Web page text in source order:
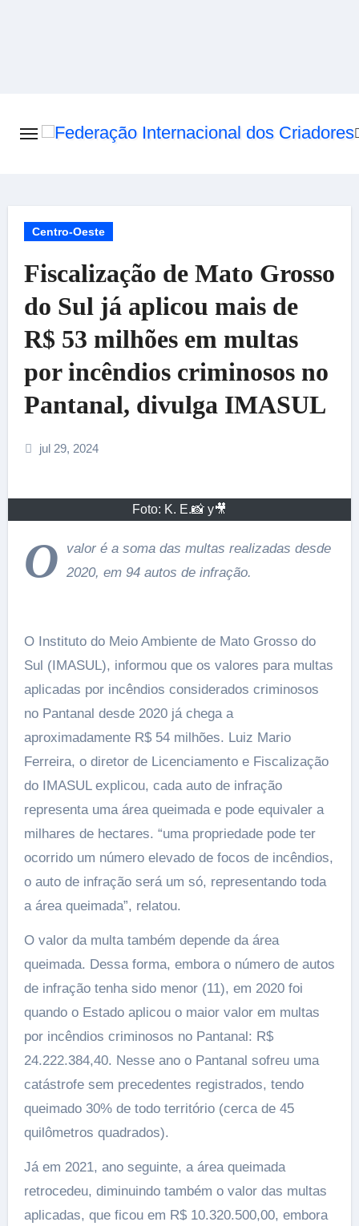
Centro-Oeste
Fiscalização de Mato Grosso
do Sul já aplicou mais de
R$ 53 milhões em multas
por incêndios criminosos no
Pantanal, divulga IMASUL
jul 29, 2024
Foto: K. E.📸 y🎥
O
valor é a soma das multas realizadas desde
2020, em 94 autos de infração.
O Instituto do Meio Ambiente de Mato Grosso do
Sul (IMASUL), informou que os valores para multas
aplicadas por incêndios considerados criminosos
no Pantanal desde 2020 já chega a
aproximadamente R$ 54 milhões. Luiz Mario
Ferreira, o diretor de Licenciamento e Fiscalização
do IMASUL explicou, cada auto de infração
representa uma área queimada e pode equivaler a
milhares de hectares. “uma propriedade pode ter
ocorrido um número elevado de focos de incêndios,
o auto de infração será um só, representando toda
a área queimada”, relatou.
O valor da multa também depende da área
queimada. Dessa forma, embora o número de autos
de infração tenha sido menor (11), em 2020 foi
quando o Estado aplicou o maior valor em multas
por incêndios criminosos no Pantanal: R$
24.222.384,40. Nesse ano o Pantanal sofreu uma
catástrofe sem precedentes registrados, tendo
queimado 30% de todo território (cerca de 45
quilômetros quadrados).
Já em 2021, ano seguinte, a área queimada
retrocedeu, diminuindo também o valor das multas
aplicadas, que ficou em R$ 10.320.500,00, embora